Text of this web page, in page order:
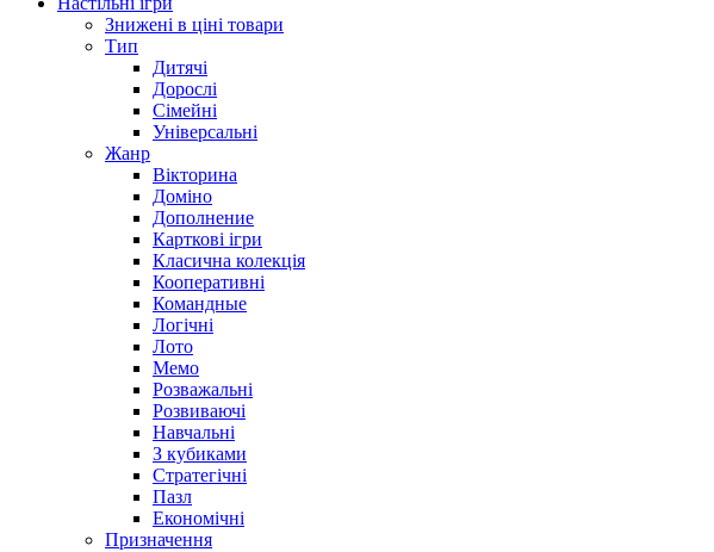
Знижені в ціні товари
Тип
Дитячі
Дорослі
Сімейні
Універсальні
Жанр
Вікторина
Доміно
Дополнение
Карткові ігри
Класична колекція
Кооперативні
Командные
Логічні
Лото
Мемо
Розважальні
Розвиваючі
Навчальні
З кубиками
Стратегічні
Пазл
Економічні
Призначення